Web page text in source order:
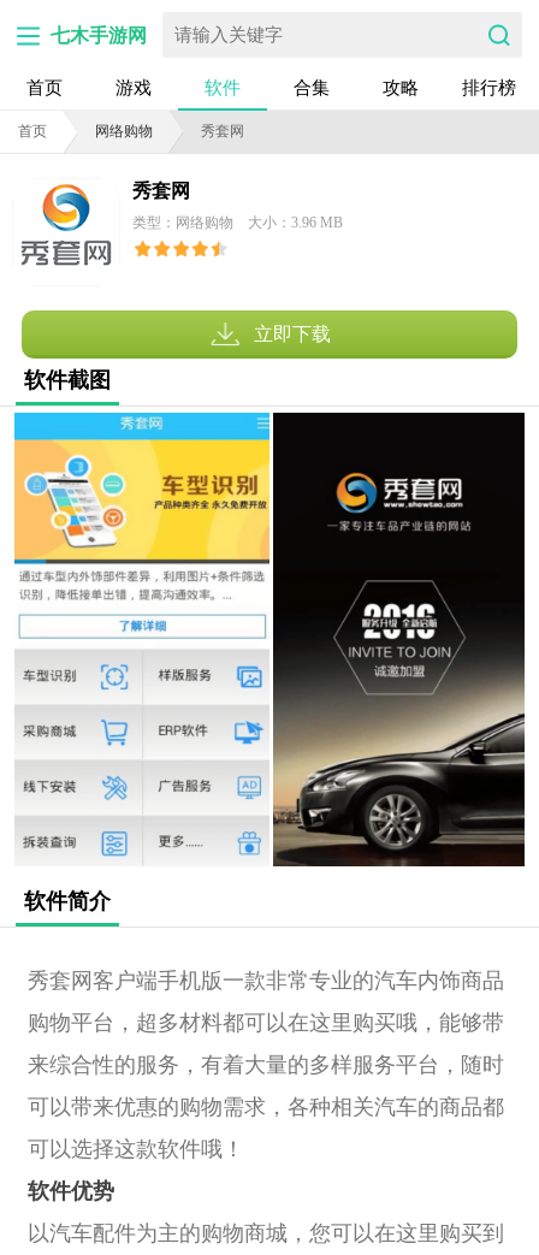
七木手游网
首页 游戏 软件 合集 攻略 排行榜
首页 网络购物 秀套网
秀套网
类型：网络购物 大小：3.96 MB
立即下载
软件截图
软件简介
秀套网客户端手机版一款非常专业的汽车内饰商品
购物平台，超多材料都可以在这里购买哦，能够带
来综合性的服务，有着大量的多样服务平台，随时
可以带来优惠的购物需求，各种相关汽车的商品都
可以选择这款软件哦！
软件优势
以汽车配件为主的购物商城，您可以在这里购买到